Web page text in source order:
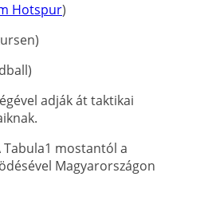
Hotspur)
adják át taktikai
Tabula1 mostantól a
Magyarországon